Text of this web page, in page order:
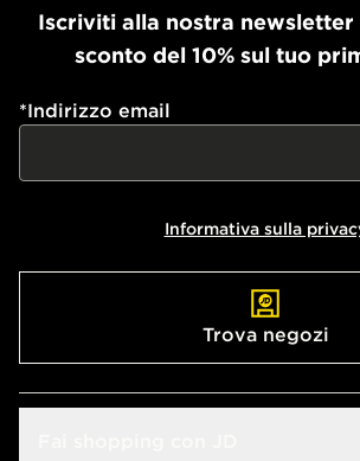
Iscriviti alla nostra
sconto del 10% sul tuo
*Indirizzo email
Informativa sulla
Trova negozi